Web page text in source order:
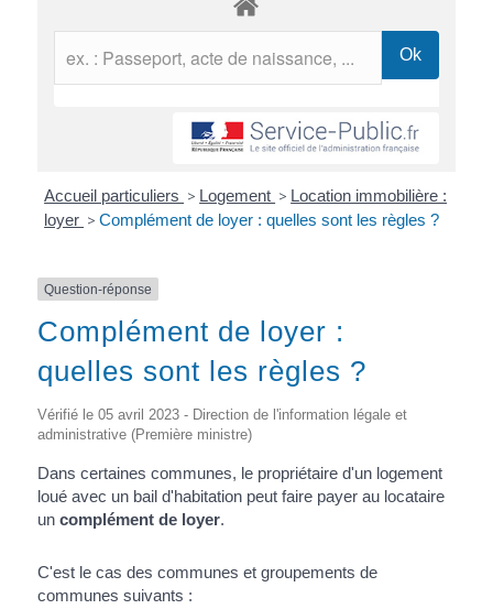
Accueil particuliers > Logement > Location immobilière :
loyer > Complément de loyer : quelles sont les règles ?
Question-réponse
Complément de loyer :
quelles sont les règles ?
Vérifié le 05 avril 2023 - Direction de l'information légale et
administrative (Première ministre)
Dans certaines communes, le propriétaire d'un logement
loué avec un bail d'habitation peut faire payer au locataire
un complément de loyer.
C'est le cas des communes et groupements de
communes suivants :